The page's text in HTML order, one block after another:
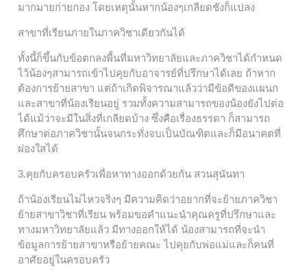
มากมายก่ายกอง โดยเหตุนั้นหากน้องๆเกลียดชังก็แปลง
สาขาที่เรียนภายในภาควิชาเดียวกันได้
ทั้งนี้ก็ขึ้นกับข้อตกลงพื้นที่มหาวิทยาลัยและภาควิชาได้กำหนด
ไว้น้องๆสามารถเข้าไปคุยกับอาจารย์ที่ปรึกษาได้เลย ถ้าหาก
ต้องการย้ายสาขา แต่ถ้าเกิดพิจารณาแล้วว่ามีข้อดีของแผนก
และสาขาที่น้องเรียนอยู่ รวมทั้งความสามารถของน้องยังไปต่อ
ได้แม้ว่าจะมีในสิ่งที่เกลียดบ้าง ซึ่งคือเรื่องธรรดา ก็สามารถ
ศึกษาต่อภาควิชานั้นจนกระทั่งจบเป็นบัณฑิตและก็มีอนาคตที่
ผ่องใสได้
3.คุยกับครอบครัวเพื่อหาทางออกด้วยกัน สวนสุนันทา
ถ้าน้องเรียนไม่ไหวจริงๆ มีความคิดว่าอยากที่จะย้ายภาควิชา
ย้ายสาขาวิชาที่เรียน พร้อมขอคำแนะนำคุณครูที่ปรึกษาและ
ทางมหาวิทยาลัยแล้ว มีทางออกให้ได้ น้องสามารถที่จะนำ
ข้อมูลการย้ายสาขาหรือย้ายคณะ ไปคุยกับพ่อแม่และก็คนที่
อาศัยอยู่ในครอบครัว